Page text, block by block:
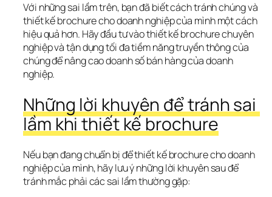
Với những sai lầm trên, bạn đã biết cách tránh chúng và
thiết kế brochure cho doanh nghiệp của mình một cách
hiệu quả hơn. Hãy đầu tư vào thiết kế brochure chuyên
nghiệp và tận dụng tối đa tiềm năng truyền thông của
chúng để nâng cao doanh số bán hàng của doanh
nghiệp.
Những lời khuyên để tránh sai
lầm khi thiết kế brochure
Nếu bạn đang chuẩn bị để thiết kế brochure cho doanh
nghiệp của mình, hãy lưu ý những lời khuyên sau để
tránh mắc phải các sai lầm thường gặp: